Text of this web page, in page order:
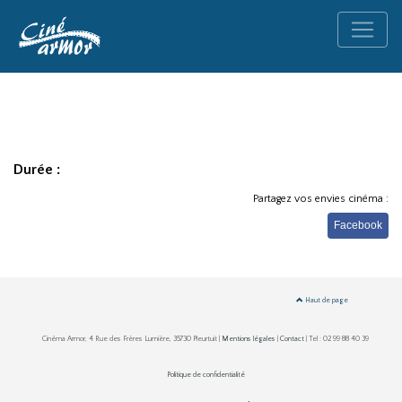
Durée :
Partagez vos envies cinéma :
Facebook
Haut de page
Cinéma Armor, 4 Rue des Frères Lumière, 35730 Pleurtuit | Mentions légales Contact | Tel : 02 99 88 40 39
Politique de confidentialité